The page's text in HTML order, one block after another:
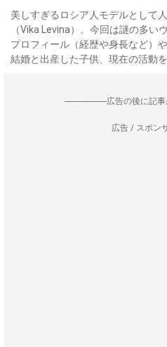
美しすぎるロシア人モデルとして
（Vika Levina）。今回は謎の多い
プロフィール（経歴や身長など）
結婚と出産した子供、現在の活動
--------------------広告の後に記
広告 / スポン